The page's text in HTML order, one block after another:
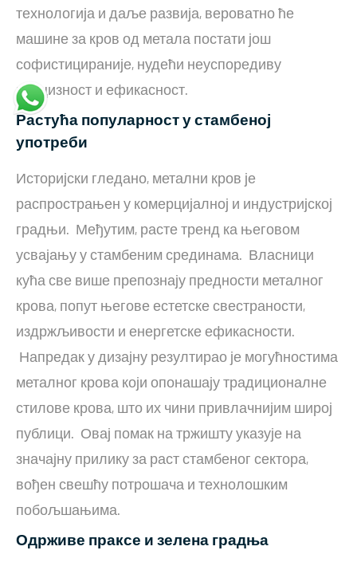
технологија и даље развија, вероватно ће
машине за кров од метала постати још
софистицираније, нудећи неуспоредиву
прецизност и ефикасност.
Растућа популарност у стамбеној
употреби
Историјски гледано, метални кров је
распрострањен у комерцијалној и индустријској
градњи. Међутим, расте тренд ка његовом
усвајању у стамбеним срединама. Власници
кућа све више препознају предности металног
крова, попут његове естетске свестраности,
издржљивости и енергетске ефикасности.
Напредак у дизајну резултирао је могућностима
металног крова који опонашају традиционалне
стилове крова, што их чини привлачнијим широј
публици. Овај помак на тржишту указује на
значајну прилику за раст стамбеног сектора,
вођен свешћу потрошача и технолошким
побољшањима.
Одрживе праксе и зелена градња